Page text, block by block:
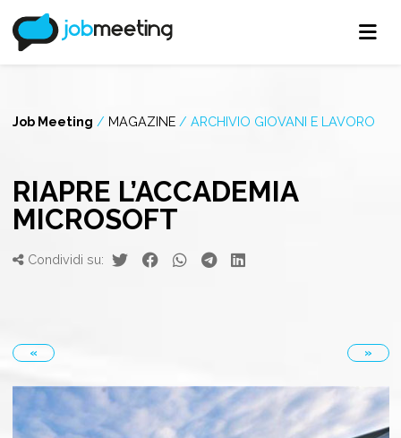
Job Meeting / MAGAZINE / ARCHIVIO GIOVANI E LAVORO
RIAPRE L’ACCADEMIA
MICROSOFT
Condividi su:
« »